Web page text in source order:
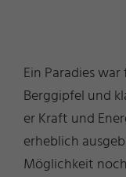
Ein Paradies
Berggipfel und
er Kraft und
erheblich
Möglichkeit